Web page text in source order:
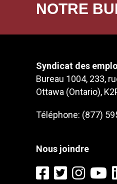
NOTRE
Syndicat des
Bureau 1004, 233,
Ottawa (Ontario),
Téléphone: (877)
Nous joindre